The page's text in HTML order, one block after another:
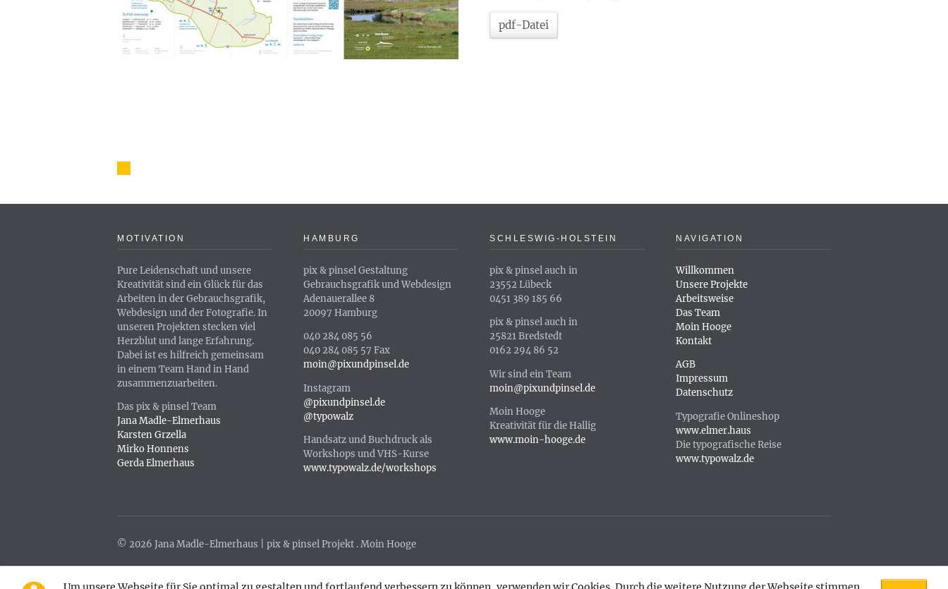
pdf-Datei
MOTIVATION
Pure Leidenschaft und unsere
Kreativität sind ein Glück für das
Arbeiten in der Gebrauchsgrafik,
Webdesign und der Fotografie. In
unseren Projekten stecken viel
Herzblut und lange Erfahrung.
Dabei ist es hilfreich gemeinsam
in einem Team Hand in Hand
zusammenzuarbeiten.
Das pix & pinsel Team
Jana Madle-Elmerhaus
Karsten Grzella
Mirko Honnens
Gerda Elmerhaus
HAMBURG
pix & pinsel Gestaltung
Gebrauchsgrafik und Webdesign
Adenauerallee 8
20097 Hamburg
040 284 085 56
040 284 085 57 Fax
moin@pixundpinsel.de
Instagram
@pixundpinsel.de
@typowalz
Handsatz und Buchdruck als
Workshops und VHS-Kurse
www.typowalz.de/workshops
SCHLESWIG-HOLSTEIN
pix & pinsel auch in
23552 Lübeck
0451 389 185 66
pix & pinsel auch in
25821 Bredstedt
0162 294 86 52
Wir sind ein Team
moin@pixundpinsel.de
Moin Hooge
Kreativität für die Hallig
www.moin-hooge.de
NAVIGATION
Willkommen
Unsere Projekte
Arbeitsweise
Das Team
Moin Hooge
Kontakt
AGB
Impressum
Datenschutz
Typografie Onlineshop
www.elmer.haus
Die typografische Reise
www.typowalz.de
© 2026 Jana Madle-Elmerhaus | pix & pinsel Projekt . Moin Hooge